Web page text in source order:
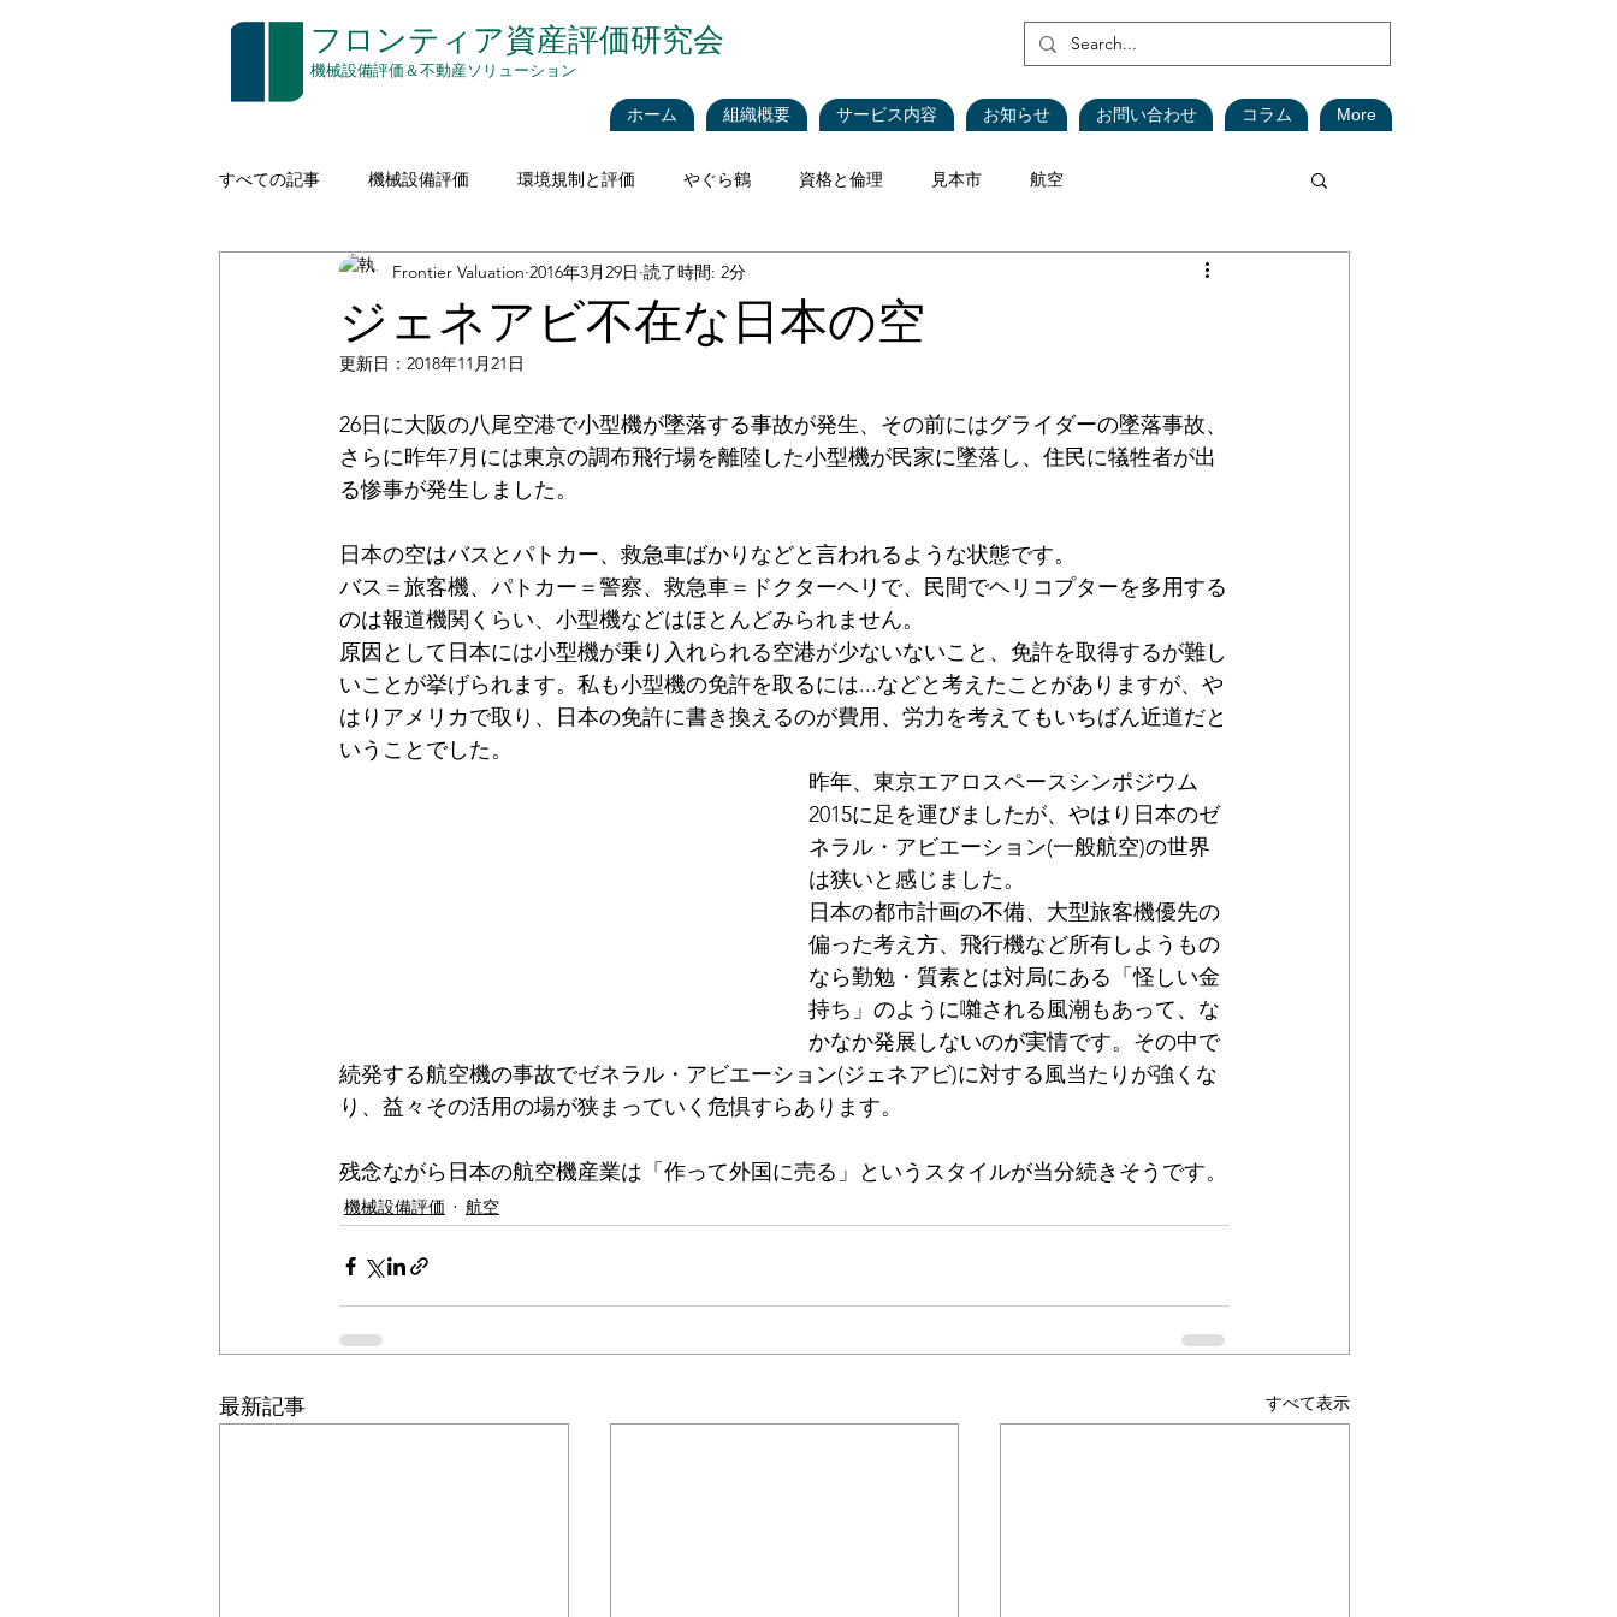
​フロンティア資産評価研究会
​機械設備評価＆不動産ソリューション
ホーム 組織概要 サービス内容 お知らせ お問い合わせ コラム More
すべての記事 機械設備評価 環境規制と評価 やぐら鶴 資格と倫理 見本市 航空
建設機械（イエローアイロン） 評価理論 税法と評価
空き家対策 印刷 通信
コストアプローチ 無形資産評価 CEIV 工作機械 Blockchain 現地調査における安全対策 SDGs
時価 固定資産税
ジェネアビ不在な日本の空
Frontier Valuation 2016年3月29日 読了時間: 2分
更新日： 2018年11月21日
26日に大阪の八尾空港で小型機が墜落する事故が発生、その前にはグライダーの墜落事故、
さらに昨年7月には東京の調布飛行場を離陸した小型機が民家に墜落し、住民に犠牲者が出
る惨事が発生しました。
日本の空はバスとパトカー、救急車ばかりなどと言われるような状態です。
バス＝旅客機、パトカー＝警察、救急車＝ドクターヘリで、民間でヘリコプターを多用する
のは報道機関くらい、小型機などはほとんどみられません。
原因として日本には小型機が乗り入れられる空港が少ないないこと、免許を取得するが難し
いことが挙げられます。私も小型機の免許を取るには...などと考えたことがありますが、や
はりアメリカで取り、日本の免許に書き換えるのが費用、労力を考えてもいちばん近道だと
いうことでした。
昨年、東京エアロスペースシンポジウム
2015に足を運びましたが、やはり日本のゼ
ネラル・アビエーション(一般航空)の世界
は狭いと感じました。
日本の都市計画の不備、大型旅客機優先の
偏った考え方、飛行機など所有しようもの
なら勤勉・質素とは対局にある「怪しい金
持ち」のように囃される風潮もあって、な
かなか発展しないのが実情です。その中で
続発する航空機の事故でゼネラル・アビエーション(ジェネアビ)に対する風当たりが強くな
り、益々その活用の場が狭まっていく危惧すらあります。
残念ながら日本の航空機産業は「作って外国に売る」というスタイルが当分続きそうです。
機械設備評価 航空
最新記事 すべて表示